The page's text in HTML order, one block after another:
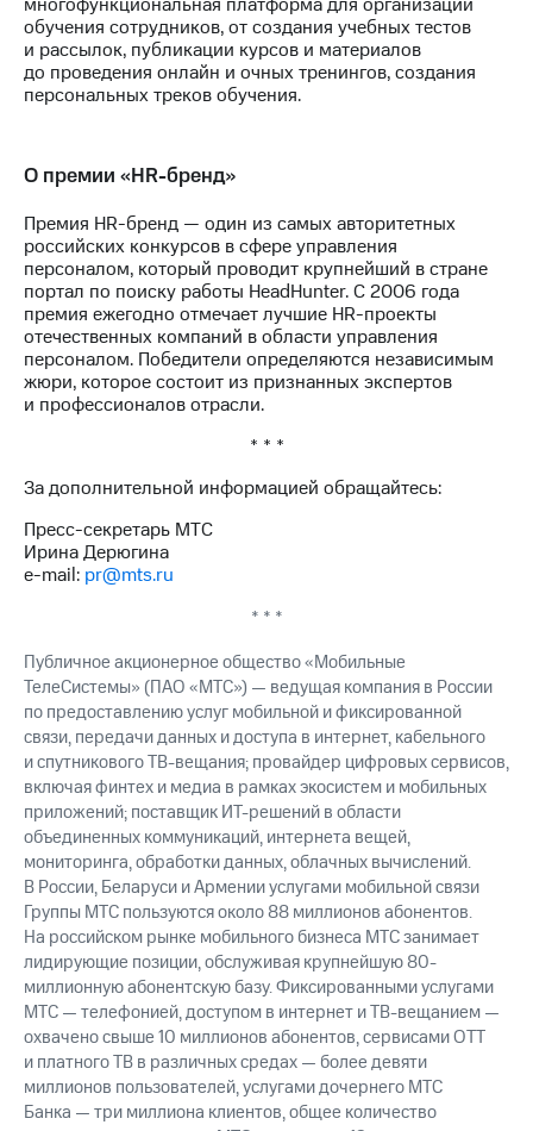
акций
Дивиденды
Рынок
облигаций
Уведомление
погашении
именных
облигаций
Другое
Регистратор
Реквизиты
Контакты
развитие
обучения сотрудников, от создания учебных тестов
и рассылок, публикации курсов и материалов
до проведения онлайн и очных тренингов, создания
персональных треков обучения.
О премии «HR-бренд»
Премия HR-бренд — один из самых авторитетных
российских конкурсов в сфере управления
персоналом, который проводит крупнейший в стране
портал по поиску работы HeadHunter. С 2006 года
премия ежегодно отмечает лучшие HR-проекты
отечественных компаний в области управления
персоналом. Победители определяются независимым
жюри, которое состоит из признанных экспертов
и профессионалов отрасли.
* * *
За дополнительной информацией обращайтесь:
Пресс-секретарь МТС
Ирина Дерюгина
e-mail: pr@mts.ru
* * *
Публичное акционерное общество «Мобильные
ТелеСистемы» (ПАО «МТС») — ведущая компания в России
по предоставлению услуг мобильной и фиксированной
связи, передачи данных и доступа в интернет, кабельного
и спутникового ТВ-вещания; провайдер цифровых сервисов,
включая финтех и медиа в рамках экосистем и мобильных
приложений; поставщик ИТ-решений в области
объединенных коммуникаций, интернета вещей,
мониторинга, обработки данных, облачных вычислений.
В России, Беларуси и Армении услугами мобильной связи
Группы МТС пользуются около 88 миллионов абонентов.
На российском рынке мобильного бизнеса МТС занимает
лидирующие позиции, обслуживая крупнейшую 80-
миллионную абонентскую базу. Фиксированными услугами
МТС — телефонией, доступом в интернет и ТВ-вещанием —
охвачено свыше 10 миллионов абонентов, сервисами OTT
и платного ТВ в различных средах — более девяти
миллионов пользователей, услугами дочернего МТС
Банка — три миллиона клиентов, общее количество